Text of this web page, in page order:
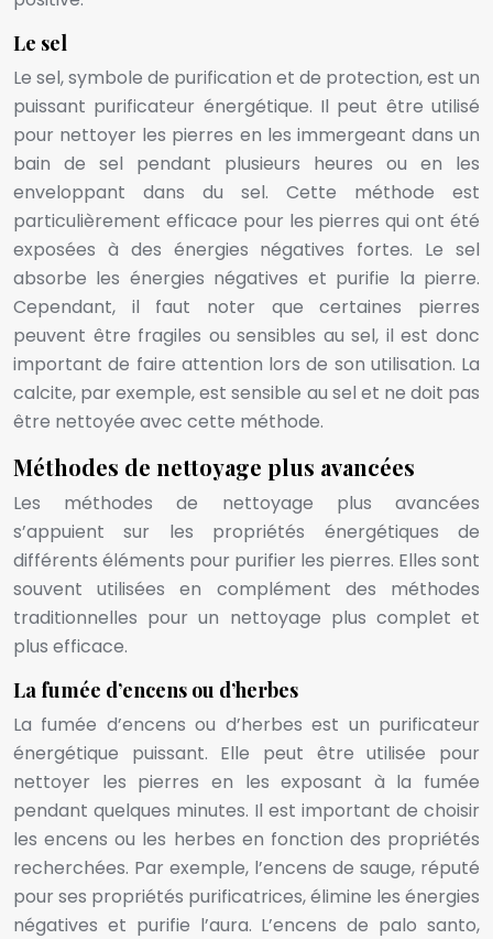
Le sel
Le sel, symbole de purification et de protection, est un
puissant purificateur énergétique. Il peut être utilisé
pour nettoyer les pierres en les immergeant dans un
bain de sel pendant plusieurs heures ou en les
enveloppant dans du sel. Cette méthode est
particulièrement efficace pour les pierres qui ont été
exposées à des énergies négatives fortes. Le sel
absorbe les énergies négatives et purifie la pierre.
Cependant, il faut noter que certaines pierres
peuvent être fragiles ou sensibles au sel, il est donc
important de faire attention lors de son utilisation. La
calcite, par exemple, est sensible au sel et ne doit pas
être nettoyée avec cette méthode.
Méthodes de nettoyage plus avancées
Les méthodes de nettoyage plus avancées
s’appuient sur les propriétés énergétiques de
différents éléments pour purifier les pierres. Elles sont
souvent utilisées en complément des méthodes
traditionnelles pour un nettoyage plus complet et
plus efficace.
La fumée d’encens ou d’herbes
La fumée d’encens ou d’herbes est un purificateur
énergétique puissant. Elle peut être utilisée pour
nettoyer les pierres en les exposant à la fumée
pendant quelques minutes. Il est important de choisir
les encens ou les herbes en fonction des propriétés
recherchées. Par exemple, l’encens de sauge, réputé
pour ses propriétés purificatrices, élimine les énergies
négatives et purifie l’aura. L’encens de palo santo,